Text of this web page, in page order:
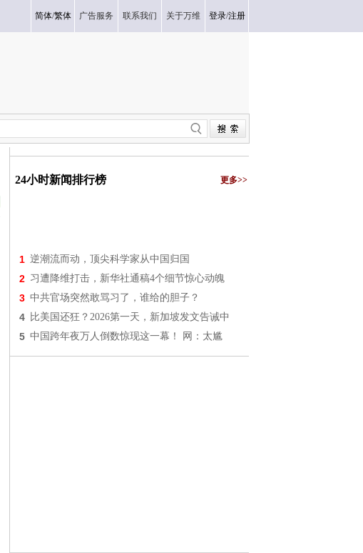
简体/繁体 广告服务 联系我们 关于万维 登录/注册
24小时新闻排行榜 更多>>
1 逆潮流而动，顶尖科学家从中国归国
2 习遭降维打击，新华社通稿4个细节惊心动魄
3 中共官场突然敢骂习了，谁给的胆子？
4 比美国还狂？2026第一天，新加坡发文告诫中
5 中国跨年夜万人倒数惊现这一幕！ 网：太尴